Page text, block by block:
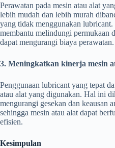
Perawatan pada mesin atau alat
lebih mudah dan lebih murah
yang tidak menggunakan
membantu melindungi permukaan
dapat mengurangi biaya perawatan.
3. Meningkatkan kinerja mesin
Penggunaan lubricant yang tepat
atau alat yang digunakan. Hal ini
mengurangi gesekan dan keausan
sehingga mesin atau alat dapat
efisien.
Kesimpulan